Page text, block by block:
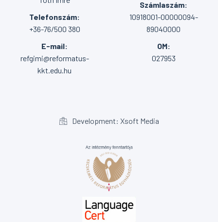
Telefonszám:
+36-76/500 380
E-mail:
refgimi@reformatus-
kkt.edu.hu
Számlaszám:
10918001-00000094-
89040000
OM:
027953
Development: Xsoft Media